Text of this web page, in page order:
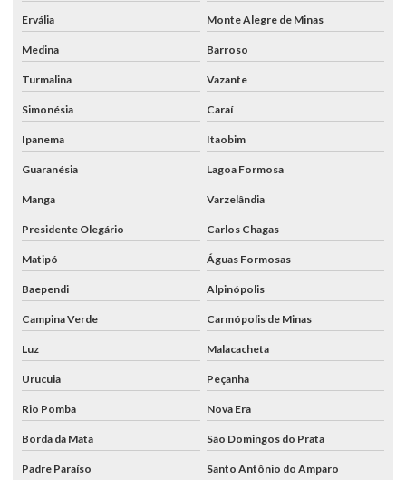
Ervália Monte Alegre de Minas
Medina Barroso
Turmalina Vazante
Simonésia Caraí
Ipanema Itaobim
Guaranésia Lagoa Formosa
Manga Varzelândia
Presidente Olegário Carlos Chagas
Matipó Águas Formosas
Baependi Alpinópolis
Campina Verde Carmópolis de Minas
Luz Malacacheta
Urucuia Peçanha
Rio Pomba Nova Era
Borda da Mata São Domingos do Prata
Padre Paraíso Santo Antônio do Amparo